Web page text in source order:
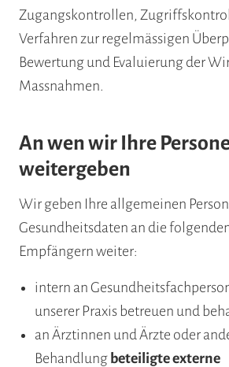
Zugangskontrollen,
Verfahren zur regelmässigen
Bewertung und Evaluierung der
Massnahmen.
An wen wir Ihre
weitergeben
Wir geben Ihre allgemeinen
Gesundheitsdaten an die
Empfängern weiter:
intern an
unserer Praxis betreuen und
an Ärztinnen und Ärzte oder
Behandlung beteiligte externe